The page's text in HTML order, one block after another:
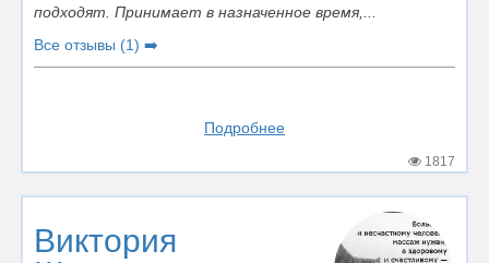
подходят. Принимает в назначенное время,...
Все отзывы (1) ➡️
Подробнее
1817
Виктория